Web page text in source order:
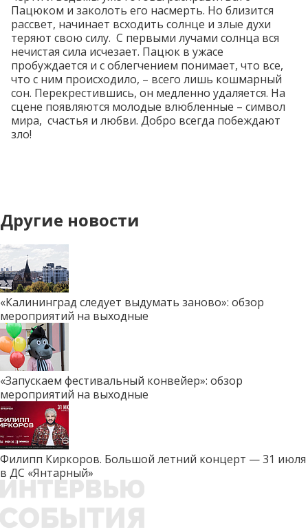
Пацюком и заколоть его насмерть. Но близится
рассвет, начинает всходить солнце и злые духи
теряют свою силу. С первыми лучами солнца вся
нечистая сила исчезает. Пацюк в ужасе
пробуждается и с облегчением понимает, что все,
что с ним происходило, – всего лишь кошмарный
сон. Перекрестившись, он медленно удаляется. На
сцене появляются молодые влюбленные – символ
мира, счастья и любви. Добро всегда побеждают
зло!
Другие новости
«Калининград следует выдумать заново»: обзор
мероприятий на выходные
«Запускаем фестивальный конвейер»: обзор
мероприятий на выходные
Филипп Киркоров. Большой летний концерт — 31 июля
в ДС «Янтарный»